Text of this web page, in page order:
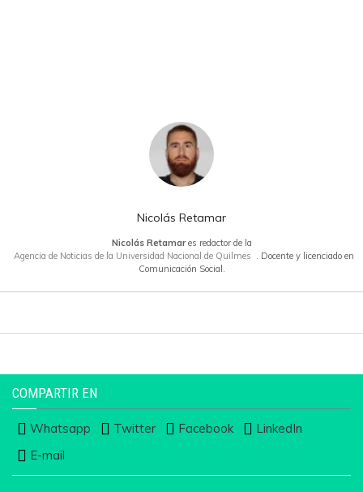
Nicolás Retamar
Nicolás Retamares redactor de la
Agencia de Noticias de la Universidad Nacional de Quilmes
. Docente y licenciado en
Comunicación Social.
COMPARTIR EN
Whatsapp Twitter Facebook
LinkedIn
E-mail